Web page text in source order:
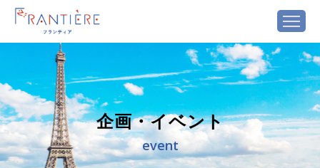
企画・イベント
event